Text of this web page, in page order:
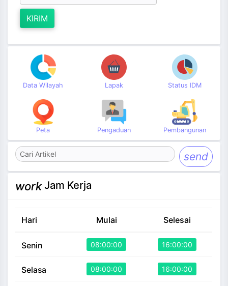
KIRIM
Data Wilayah Lapak Status IDM
Peta Pengaduan Pembangunan
send
workJam Kerja
Hari Mulai Selesai
Senin 08:00:00 16:00:00
Selasa 08:00:00 16:00:00